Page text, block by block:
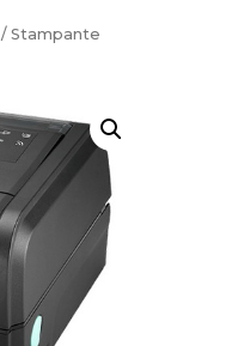
/ Stampante